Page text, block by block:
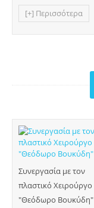
[+] Περισσότερα
Συνεργασία με τον
πλαστικό Χειρούργο
"Θεόδωρο Βουκύδη"